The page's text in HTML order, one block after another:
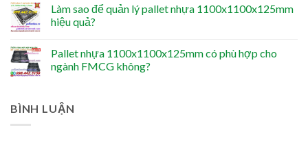
Làm sao để quản lý pallet nhựa 1100x1100x125mm
hiệu quả?
Pallet nhựa 1100x1100x125mm có phù hợp cho
ngành FMCG không?
BÌNH LUẬN